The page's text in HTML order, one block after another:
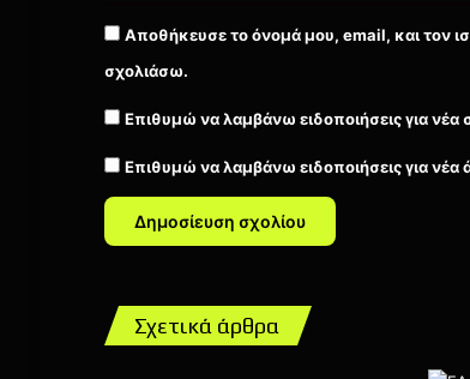
Αποθήκευσε το όνομά μου, email, και τον
σχολιάσω.
Επιθυμώ να λαμβάνω ειδοποιήσεις για
Επιθυμώ να λαμβάνω ειδοποιήσεις για
Σχετικά άρθρα